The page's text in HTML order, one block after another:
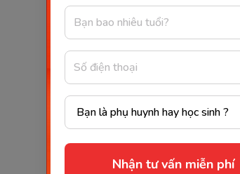
Nhận tư vấn miễn phí
STT Loại tính từ
1
Tính từ riêng
(Proper)
Tính từ mô tả